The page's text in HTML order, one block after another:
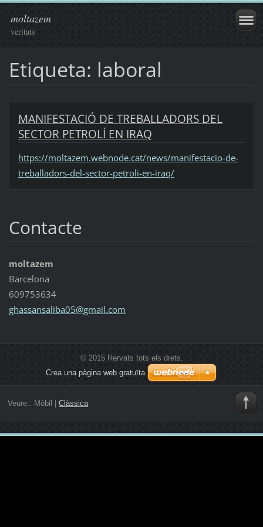
moltazem
veritats
Etiqueta: laboral
MANIFESTACIÓ DE TREBALLADORS DEL
SECTOR PETROLÍ EN IRAQ
https://moltazem.webnode.cat/news/manifestacio-de-
treballadors-del-sector-petroli-en-iraq/
Contacte
moltazem
Barcelona
609753634
ghassansaliba05@gmail.com
© 2015 Rervats tots els drets.
Crea una pàgina web gratuïta
Veure:: Mòbil Clàssica